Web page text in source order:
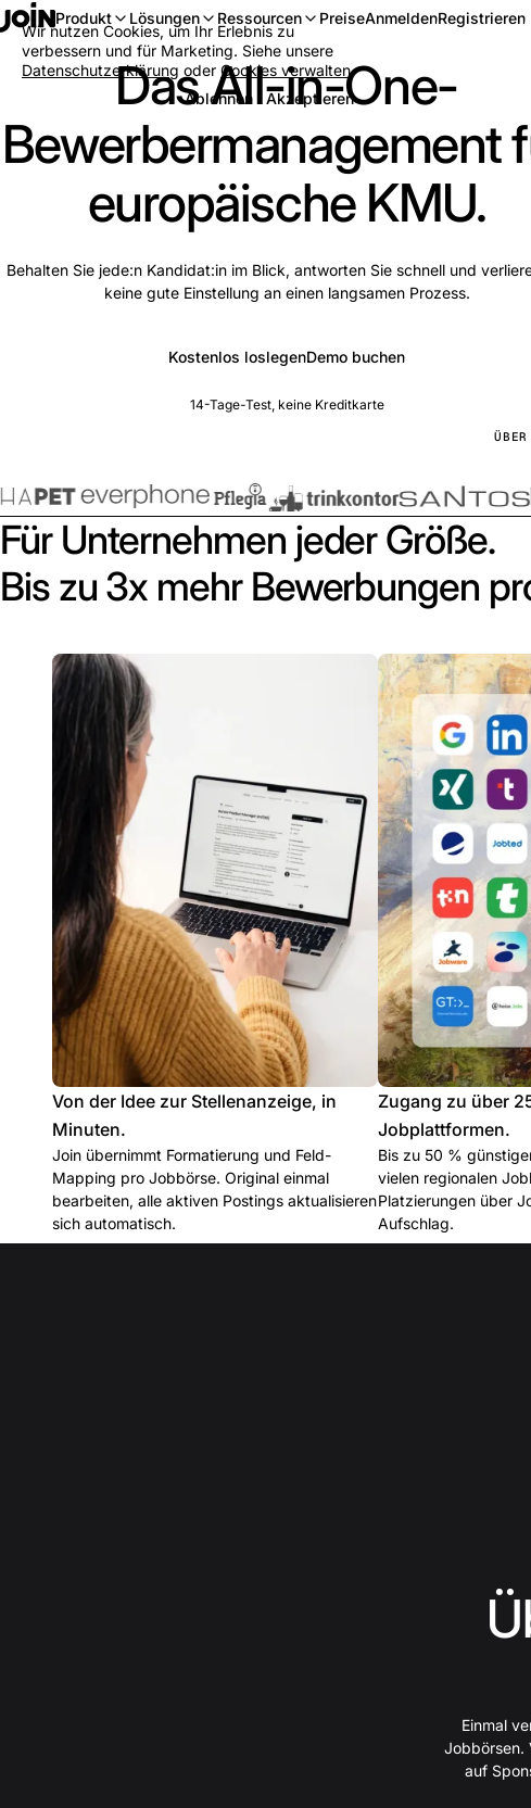
Produkt Lösungen Ressourcen PreiseAnmeldenRegistrieren
Das All-in-One-
Bewerbermanagement
europäische KMU.
Behalten Sie jede:n Kandidat:in im Blick, antworten Sie schnell und
keine gute Einstellung an einen langsamen Prozess.
Kostenlos loslegenDemo buchen
14-Tage-Test, keine Kreditkarte
Für Unternehmen jeder Größe.
Bis zu 3x mehr Bewerbungen
Von der Idee zur Stellenanzeige, in
Minuten.
Join übernimmt Formatierung und Feld-
Mapping pro Jobbörse. Original einmal
bearbeiten, alle aktiven Postings aktualisieren
sich automatisch.
Zugang zu über
Jobplattformen.
Bis zu 50 %
vielen regionalen
Platzierungen über
Aufschlag.
Einmal
Jobbörsen.
auf
Wir nutzen Cookies, um Ihr Erlebnis zu
verbessern und für Marketing. Siehe unsere
Datenschutzerklärung oder Cookies verwalten.
Ablehnen
Akzeptieren